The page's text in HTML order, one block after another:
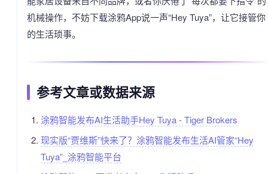
机械操作，不妨下载涂鸦App说一声“Hey Tuya”，让它接管你
的生活琐事。
参考文章或数据来源
涂鸦智能发布AI生活助手Hey Tuya - Tiger Brokers
现实版“贾维斯”快来了？涂鸦智能发布生活AI管家“Hey
Tuya”_涂鸦智能平台